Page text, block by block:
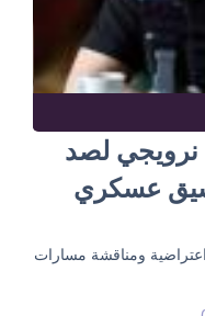
لصد
عسكري
اعتراضية ومناقشة مسارات